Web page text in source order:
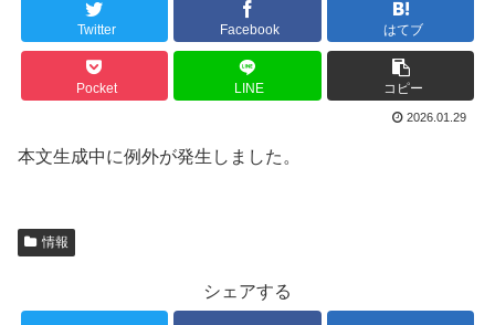
Twitter Facebook はてブ
Pocket LINE コピー
2026.01.29
本文生成中に例外が発生しました。
情報
シェアする